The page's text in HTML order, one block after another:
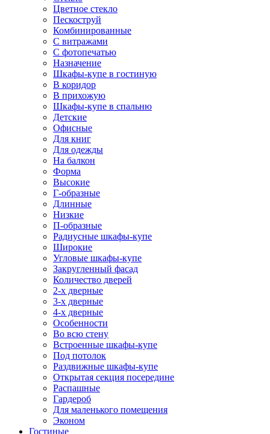
Цветное стекло
Пескоструй
Комбинированные
С витражами
С фотопечатью
Назначение
Шкафы-купе в гостиную
В коридор
В прихожую
Шкафы-купе в спальню
Детские
Офисные
Для книг
Для одежды
На балкон
Форма
Высокие
Г-образные
Длинные
Низкие
П-образные
Радиусные шкафы-купе
Широкие
Угловые шкафы-купе
Закругленный фасад
Количество дверей
2-х дверные
3-х дверные
4-х дверные
Особенности
Во всю стену
Встроенные шкафы-купе
Под потолок
Раздвижные шкафы-купе
Открытая секция посередине
Распашные
Гардероб
Для маленького помещения
Эконом
Гостиные